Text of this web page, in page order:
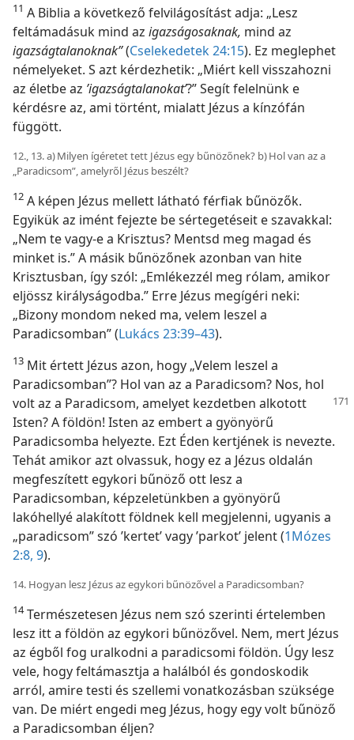
11 A Biblia a következő felvilágosítást adja: „Lesz
feltámadásuk mind az igazságosaknak, mind az
igazságtalanoknak”(Cselekedetek 24:15). Ez meglephet
némelyeket. S azt kérdezhetik: „Miért kell visszahozni
az életbe az ’igazságtalanokat’?” Segít felelnünk e
kérdésre az, ami történt, mialatt Jézus a kínzófán
függött.
12., 13. a) Milyen ígéretet tett Jézus egy bűnözőnek? b) Hol van az a
„Paradicsom”, amelyről Jézus beszélt?
12 A képen Jézus mellett látható férfiak bűnözők.
Egyikük az imént fejezte be sértegetéseit e szavakkal:
„Nem te vagy-e a Krisztus? Mentsd meg magad és
minket is.” A másik bűnözőnek azonban van hite
Krisztusban, így szól: „Emlékezzél meg rólam, amikor
eljössz királyságodba.” Erre Jézus megígéri neki:
„Bizony mondom neked ma, velem leszel a
Paradicsomban” (Lukács 23:39–43).
13 Mit értett Jézus azon, hogy „Velem leszel a
Paradicsomban”? Hol van az a Paradicsom? Nos, hol
volt az a Paradicsom, amelyet kezdetben alkotott
Isten? A földön! Isten az embert a gyönyörű
Paradicsomba helyezte. Ezt Éden kertjének is nevezte.
Tehát amikor azt olvassuk, hogy ez a Jézus oldalán
megfeszített egykori bűnöző ott lesz a
Paradicsomban, képzeletünkben a gyönyörű
lakóhellyé alakított földnek kell megjelenni, ugyanis a
„paradicsom” szó ’kertet’ vagy ’parkot’ jelent (1Mózes
2:8, 9).
14. Hogyan lesz Jézus az egykori bűnözővel a Paradicsomban?
14Természetesen Jézus nem szó szerinti értelemben
lesz itt a földön az egykori bűnözővel. Nem, mert Jézus
az égből fog uralkodni a paradicsomi földön. Úgy lesz
vele, hogy feltámasztja a halálból és gondoskodik
arról, amire testi és szellemi vonatkozásban szüksége
van. De miért engedi meg Jézus, hogy egy volt bűnöző
a Paradicsomban éljen?